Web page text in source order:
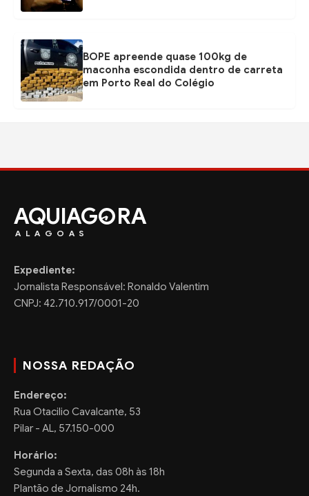
BOPE apreende quase 100kg de
maconha escondida dentro de carreta
em Porto Real do Colégio
AQUIAG RA
ALAGOAS
Expediente:
Jornalista Responsável: Ronaldo Valentim
CNPJ: 42.710.917/0001-20
NOSSA REDAÇÃO
Endereço:
Rua Otacilio Cavalcante, 53
Pilar - AL, 57.150-000
Horário:
Segunda a Sexta, das 08h às 18h
Plantão de Jornalismo 24h.